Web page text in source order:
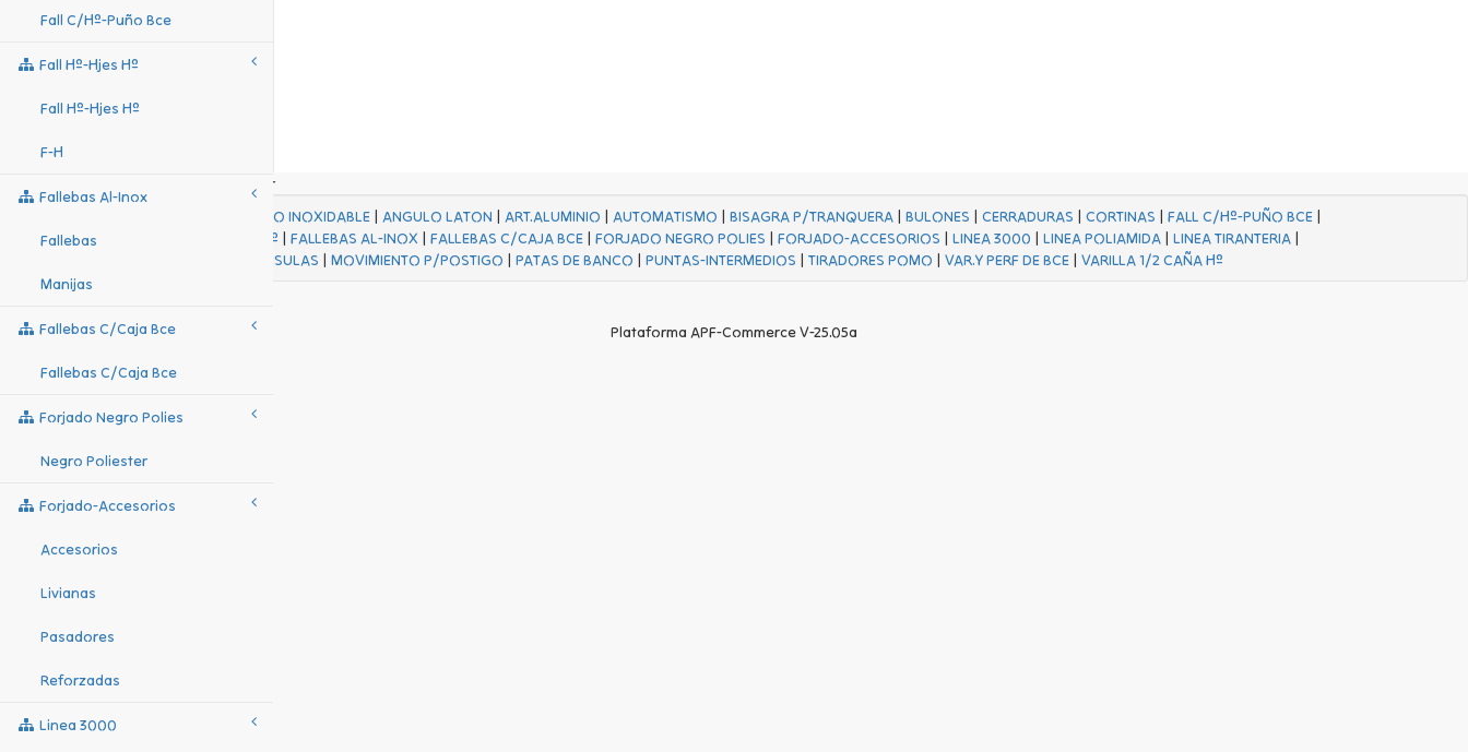
Fall C/hº-Puño Bce
Fall Hº-Hjes Hº
Fall Hº-Hjes Hº
F-H
Fallebas Al-Inox
Fallebas
Manijas
Fallebas C/caja Bce
Fallebas C/caja Bce
Forjado Negro Polies
Negro Poliester
Forjado-Accesorios
Accesorios
Livianas
Pasadores
Reforzadas
Linea 3000
ACERO INOXIDABLE| ANGULO LATON | ART.ALUMINIO | AUTOMATISMO | BISAGRA P/TRANQUERA| BULONES | CERRADURAS | CORTINAS | FALL C/Hº-PUÑO BCE|
FALL Hº-HJES Hº |FALLEBAS AL-INOX |FALLEBAS C/CAJA BCE |FORJADO NEGRO POLIES |FORJADO-ACCESORIOS |LINEA 3000 |LINEA POLIAMIDA |LINEA TIRANTERIA |
MENSULAS | MOVIMIENTO P/POSTIGO | PATAS DE BANCO | PUNTAS-INTERMEDIOS | TIRADORES POMO | VAR.Y PERF DE BCE| VARILLA 1/2 CAÑA Hº
Plataforma APF-Commerce V-25.05a